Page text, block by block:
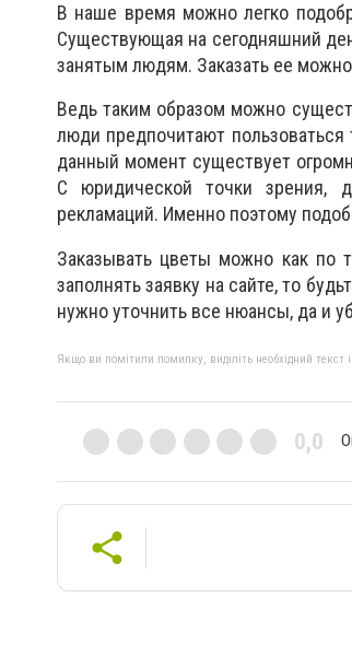
В наше время можно легко
Существующая на сегодняшний
занятым людям. Заказать ее можно
Ведь таким образом можно
люди предпочитают
данный момент существует
С юридической точки зрения,
рекламаций. Именно поэтому
Заказывать цветы можно как
заполнять заявку на сайте, то
нужно уточнить все нюансы, да и
Якщо ви помітили помилку, виділіть необхідний текст
0,0